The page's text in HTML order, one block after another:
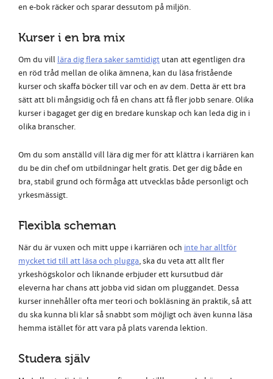
en e-bok räcker och sparar dessutom på miljön.
Kurser i en bra mix
Om du vill lära dig flera saker samtidigt utan att egentligen dra
en röd tråd mellan de olika ämnena, kan du läsa fristående
kurser och skaffa böcker till var och en av dem. Detta är ett bra
sätt att bli mångsidig och få en chans att få fler jobb senare. Olika
kurser i bagaget ger dig en bredare kunskap och kan leda dig in i
olika branscher.
Om du som anställd vill lära dig mer för att klättra i karriären kan
du be din chef om utbildningar helt gratis. Det ger dig både en
bra, stabil grund och förmåga att utvecklas både personligt och
yrkesmässigt.
Flexibla scheman
När du är vuxen och mitt uppe i karriären och inte har alltför
mycket tid till att läsa och plugga, ska du veta att allt fler
yrkeshögskolor och liknande erbjuder ett kursutbud där
eleverna har chans att jobba vid sidan om pluggandet. Dessa
kurser innehåller ofta mer teori och bokläsning än praktik, så att
du ska kunna bli klar så snabbt som möjligt och även kunna läsa
hemma istället för att vara på plats varenda lektion.
Studera själv